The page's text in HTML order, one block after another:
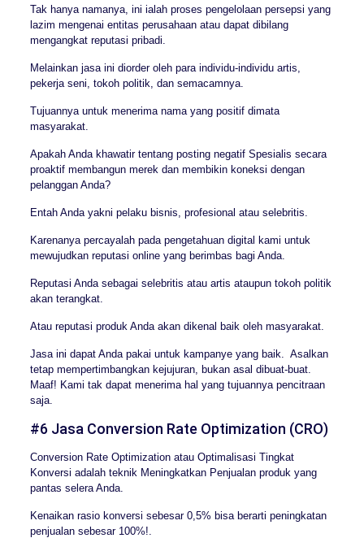
Tak hanya namanya, ini ialah proses pengelolaan persepsi yang
lazim mengenai entitas perusahaan atau dapat dibilang
mengangkat reputasi pribadi.
Melainkan jasa ini diorder oleh para individu-individu artis,
pekerja seni, tokoh politik, dan semacamnya.
Tujuannya untuk menerima nama yang positif dimata
masyarakat.
Apakah Anda khawatir tentang posting negatif Spesialis secara
proaktif membangun merek dan membikin koneksi dengan
pelanggan Anda?
Entah Anda yakni pelaku bisnis, profesional atau selebritis.
Karenanya percayalah pada pengetahuan digital kami untuk
mewujudkan reputasi online yang berimbas bagi Anda.
Reputasi Anda sebagai selebritis atau artis ataupun tokoh politik
akan terangkat.
Atau reputasi produk Anda akan dikenal baik oleh masyarakat.
Jasa ini dapat Anda pakai untuk kampanye yang baik. Asalkan
tetap mempertimbangkan kejujuran, bukan asal dibuat-buat.
Maaf! Kami tak dapat menerima hal yang tujuannya pencitraan
saja.
#6 Jasa Conversion Rate Optimization (CRO)
Conversion Rate Optimization atau Optimalisasi Tingkat
Konversi adalah teknik Meningkatkan Penjualan produk yang
pantas selera Anda.
Kenaikan rasio konversi sebesar 0,5% bisa berarti peningkatan
penjualan sebesar 100%!.